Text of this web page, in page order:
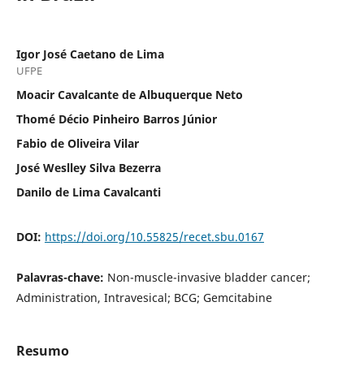
Igor José Caetano de Lima
UFPE
Moacir Cavalcante de Albuquerque Neto
Thomé Décio Pinheiro Barros Júnior
Fabio de Oliveira Vilar
José Weslley Silva Bezerra
Danilo de Lima Cavalcanti
DOI: https://doi.org/10.55825/recet.sbu.0167
Palavras-chave: Non-muscle-invasive bladder cancer;
Administration, Intravesical; BCG; Gemcitabine
Resumo